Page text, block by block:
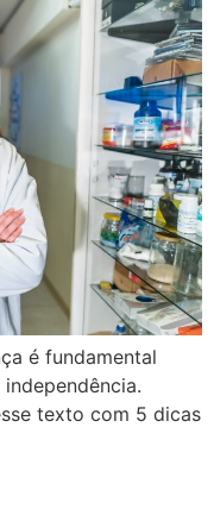
é fundamental
texto com 5 dicas